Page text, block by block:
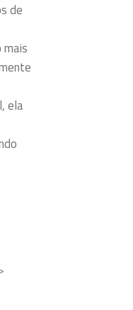
de
mais
ela